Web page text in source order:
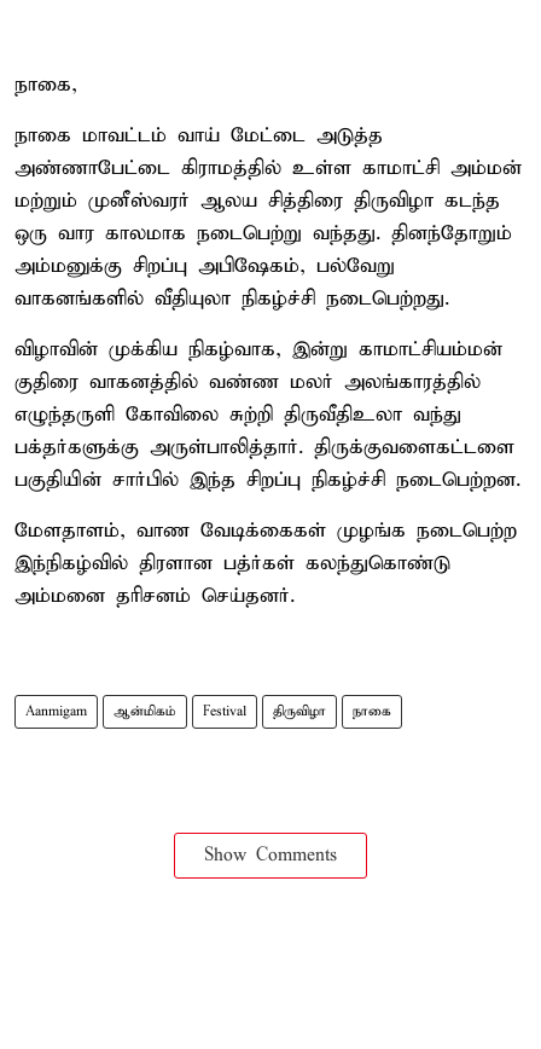
நாகை,
நாகை மாவட்டம் வாய் மேட்டை அடுத்த
அண்ணாபேட்டை கிராமத்தில் உள்ள காமாட்சி அம்மன்
மற்றும் முனீஸ்வரர் ஆலய சித்திரை திருவிழா கடந்த
ஒரு வார காலமாக நடைபெற்று வந்தது. தினந்தோறும்
அம்மனுக்கு சிறப்பு அபிஷேகம், பல்வேறு
வாகனங்களில் வீதியுலா நிகழ்ச்சி நடைபெற்றது.
விழாவின் முக்கிய நிகழ்வாக, இன்று காமாட்சியம்மன்
குதிரை வாகனத்தில் வண்ண மலர் அலங்காரத்தில்
எழுந்தருளி கோவிலை சுற்றி திருவீதிஉலா வந்து
பக்தர்களுக்கு அருள்பாலித்தார். திருக்குவளைகட்டளை
பகுதியின் சார்பில் இந்த சிறப்பு நிகழ்ச்சி நடைபெற்றன.
மேளதாளம், வாண வேடிக்கைகள் முழங்க நடைபெற்ற
இந்நிகழ்வில் திரளான பத்ர்கள் கலந்துகொண்டு
அம்மனை தரிசனம் செய்தனர்.
Aanmigam ஆன்மிகம் Festival திருவிழா நாகை
Show Comments